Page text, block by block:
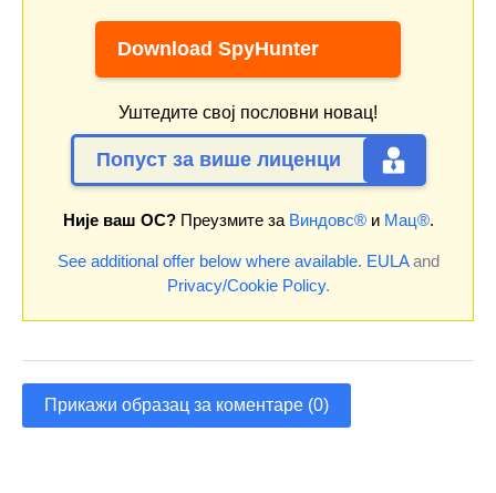
Download SpyHunter
Уштедите свој пословни новац!
Попуст за више лиценци
Није ваш ОС?Преузмите за Виндовс®и Мац®.
See additional offer below where available. EULAand
Privacy/Cookie Policy.
Прикажи образац за коментаре (0)